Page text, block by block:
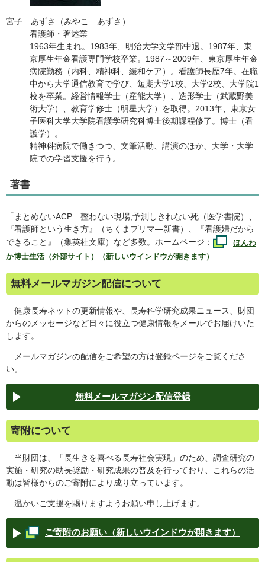
宮子 あずさ（みやこ あずさ）
看護師・著述業
1963年生まれ。1983年、明治大学文学部中退。1987年、東
京厚生年金看護専門学校卒業。1987～2009年、東京厚生年金
病院勤務（内科、精神科、緩和ケア）。看護師長歴7年。在職
中から大学通信教育で学び、短期大学1校、大学2校、大学院1
校を卒業。経営情報学士（産能大学）、造形学士（武蔵野美
術大学）、教育学修士（明星大学）を取得。2013年、東京女
子医科大学大学院看護学研究科博士後期課程修了。博士（看
護学）。
精神科病院で働きつつ、文筆活動、講演のほか、大学・大学
院での学習支援を行う。
著書
「まとめないACP 整わない現場,予測しきれない死（医学書院）、
『看護師という生き方』（ちくまプリマ―新書）、『看護婦だから
できること』（集英社文庫）など多数。ホームページ：
ほんわ
か博士生活（外部サイト）（新しいウインドウが開きます）
無料メールマガジン配信について
健康長寿ネットの更新情報や、長寿科学研究成果ニュース、財団
からのメッセージなど日々に役立つ健康情報をメールでお届けいた
します。
メールマガジンの配信をご希望の方は登録ページをご覧くださ
い。
無料メールマガジン配信登録
寄附について
当財団は、「長生きを喜べる長寿社会実現」のため、調査研究の
実施・研究の助長奨励・研究成果の普及を行っており、これらの活
動は皆様からのご寄附により成り立っています。
温かいご支援を賜りますようお願い申し上げます。
ご寄附のお願い（新しいウインドウが開きます）